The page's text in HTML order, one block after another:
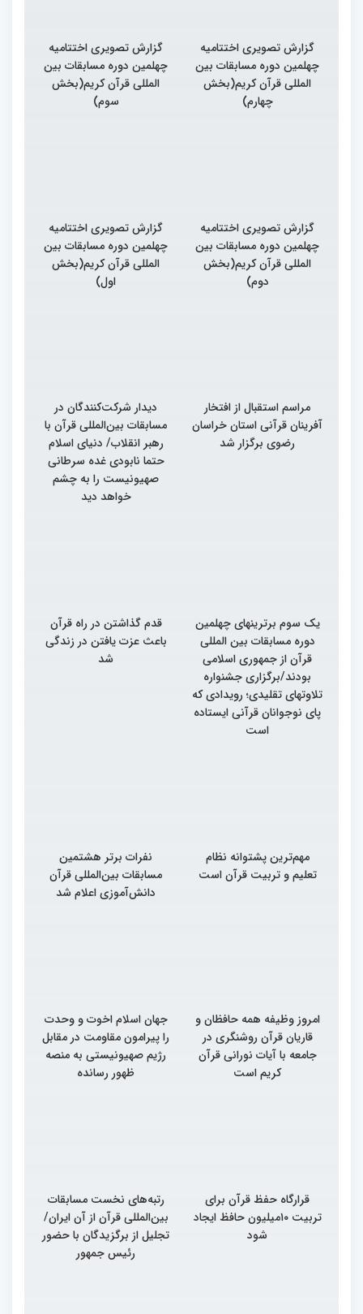
گزارش تصویری اختتامیه
چهلمین دوره مسابقات بین
المللی قرآن کریم(بخش
چهارم)
گزارش تصویری اختتامیه
چهلمین دوره مسابقات بین
المللی قرآن کریم(بخش
سوم)
گزارش تصویری اختتامیه
چهلمین دوره مسابقات بین
المللی قرآن کریم(بخش
دوم)
گزارش تصویری اختتامیه
چهلمین دوره مسابقات بین
المللی قرآن کریم(بخش
اول)
مراسم استقبال از افتخار
آفرینان قرآنی استان خراسان
رضوی برگزار شد
دیدار شرکت‌کنندگان در
مسابقات بین‌المللی قرآن با
رهبر انقلاب/ دنیای اسلام
حتما نابودی غده سرطانی
صهیونیست را به چشم
خواهد دید
یک سوم برترینهای چهلمین
دوره مسابقات بین المللی
قرآن از جمهوری اسلامی
بودند/برگزاری جشنواره
تلاوتهای تقلیدی؛ رویدادی که
پای نوجوانان قرآنی ایستاده
است
قدم گذاشتن در راه قرآن
باعث عزت یافتن در زندگی
شد
مهم‌ترین پشتوانه نظام
تعلیم و تربیت قرآن است
نفرات برتر هشتمین
مسابقات بین‌المللی قرآن
دانش‌آموزی اعلام شد
امروز وظیفه همه حافظان و
قاریان قرآن روشنگری در
جامعه با آیات نورانی قرآن
کریم است
جهان اسلام اخوت و وحدت
را پیرامون مقاومت در مقابل
رژیم صهیونیستی به منصه
ظهور رسانده
قرارگاه حفظ قرآن برای
تربیت ۱۰میلیون حافظ ایجاد
شود
رتبه‌های نخست مسابقات
بین‌المللی قرآن از آن ایران/
تجلیل از برگزیدگان با حضور
رئیس جمهور